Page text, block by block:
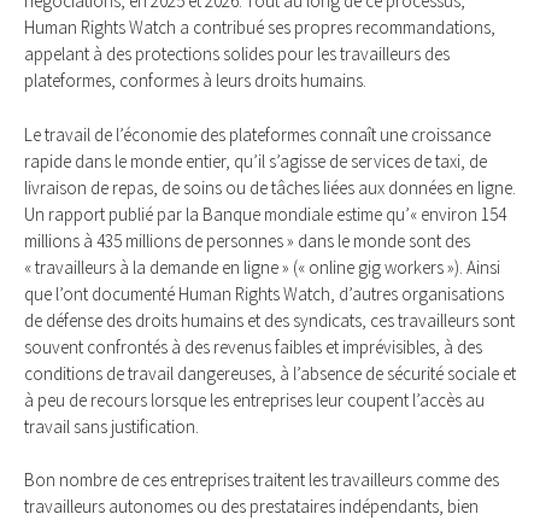
Human Rights Watch a contribué ses propres recommandations,
appelant à des protections solides pour les travailleurs des
plateformes, conformes à leurs droits humains.
Le travail de l’économie des plateformes connaît une croissance
rapide dans le monde entier, qu’il s’agisse de services de taxi, de
livraison de repas, de soins ou de tâches liées aux données en ligne.
Un rapport publié par la Banque mondiale estime qu’« environ 154
millions à 435 millions de personnes » dans le monde sont des
« travailleurs à la demande en ligne » (« online gig workers »). Ainsi
que l’ont documenté Human Rights Watch, d’autres organisations
de défense des droits humains et des syndicats, ces travailleurs sont
souvent confrontés à des revenus faibles et imprévisibles, à des
conditions de travail dangereuses, à l’absence de sécurité sociale et
à peu de recours lorsque les entreprises leur coupent l’accès au
travail sans justification.
Bon nombre de ces entreprises traitent les travailleurs comme des
travailleurs autonomes ou des prestataires indépendants, bien